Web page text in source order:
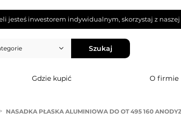
jesteś inwestorem indywidualnym, skorzystaj z naszej
Szukaj
Gdzie kupić O firmie
> NASADKA PŁASKA ALUMINIOWA DO OT 495 160